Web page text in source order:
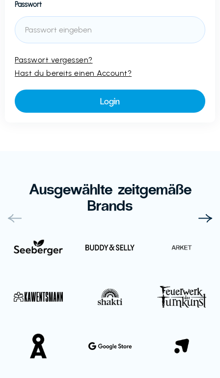
Passwort
Passwort vergessen?
Hast du bereits einen Account?
Ausgewählte zeitgemäße
Brands